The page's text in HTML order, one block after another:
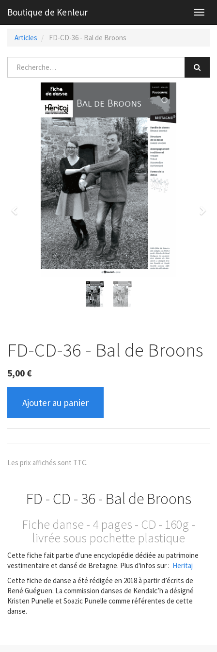
Boutique de Kenleur
Articles FD-CD-36 - Bal de Broons
Previous
FD-CD-36 - Bal de Broons
5,00 €
Ajouter au panier
Les prix affichés sont TTC.
FD - CD - 36 - Bal de Broons
Fiche danse - 4 pages - CD - 160g -
livrée sous pochette plastique
Cette fiche fait partie d'une encyclopédie dédiée au patrimoine
vestimentaire et dansé de Bretagne. Plus d'infos sur : Heritaj
Cette fiche de danse a été rédigée en 2018 à partir d’écrits de
René Guéguen. La commission danses de Kendalc’h a désigné
Kristen Punelle et Soazic Punelle comme référentes de cette
danse.